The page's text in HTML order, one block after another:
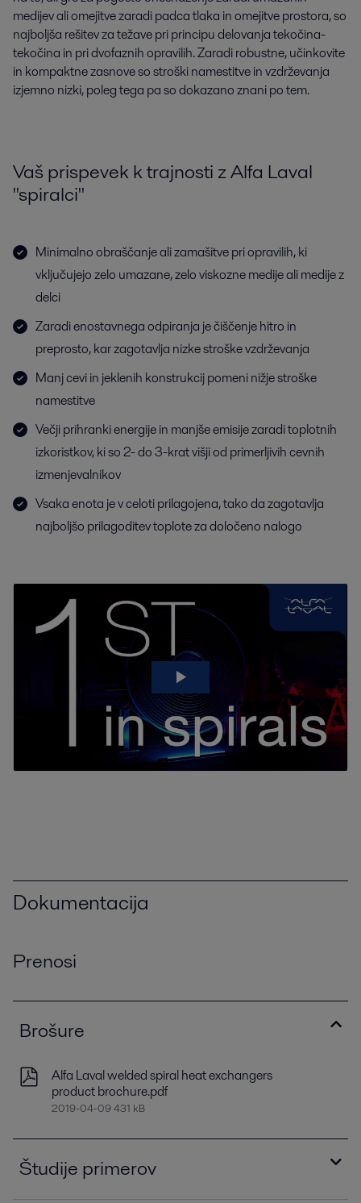
medijev ali omejitve zaradi padca tlaka in omejitve prostora, so
najboljša rešitev za težave pri principu delovanja tekočina-
tekočina in pri dvofaznih opravilih. Zaradi robustne, učinkovite
in kompaktne zasnove so stroški namestitve in vzdrževanja
izjemno nizki, poleg tega pa so dokazano znani po tem.
Vaš prispevek k trajnosti z Alfa Laval
"spiralci"
Minimalno obraščanje ali zamašitve pri opravilih, ki
vključujejo zelo umazane, zelo viskozne medije ali medije z
delci
Zaradi enostavnega odpiranja je čiščenje hitro in
preprosto, kar zagotavlja nizke stroške vzdrževanja
Manj cevi in jeklenih konstrukcij pomeni nižje stroške
namestitve
Večji prihranki energije in manjše emisije zaradi toplotnih
izkoristkov, ki so 2- do 3-krat višji od primerljivih cevnih
izmenjevalnikov
Vsaka enota je v celoti prilagojena, tako da zagotavlja
najboljšo prilagoditev toplote za določeno nalogo
Dokumentacija
Prenosi
Brošure
Alfa Laval welded spiral heat exchangers
product brochure.pdf
2019-04-09 431 kB
Študije primerov